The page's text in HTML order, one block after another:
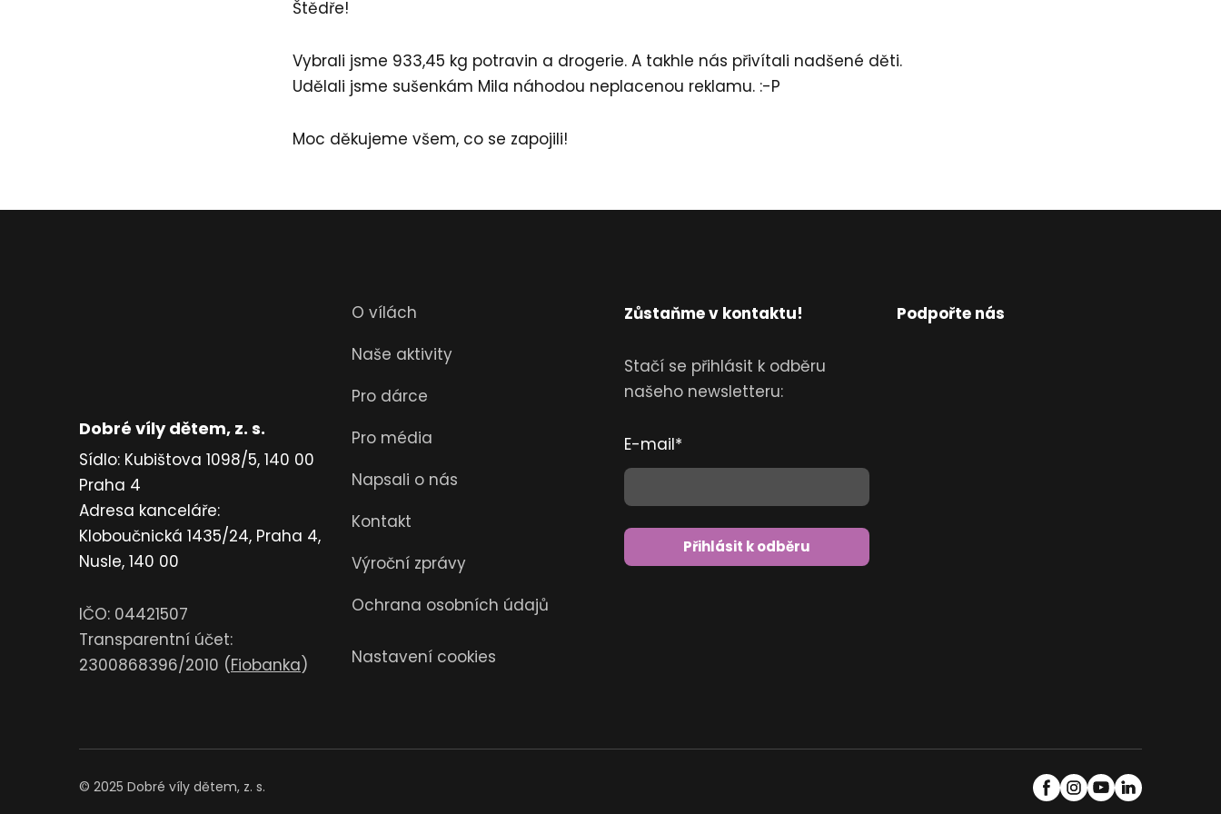
Štědře!
Vybrali jsme 933,45 kg potravin a drogerie. A takhle nás přivítali nadšené děti.
Udělali jsme sušenkám Mila náhodou neplacenou reklamu. :-P
Moc děkujeme všem, co se zapojili!
Dobré víly dětem, z. s.
Sídlo: Kubištova 1098/5, 140 00
Praha 4
Adresa kanceláře:
Kloboučnická 1435/24, Praha 4,
Nusle, 140 00
IČO: 04421507
Transparentní účet:
2300868396/2010 (Fiobanka)
O vílách
Naše aktivity
Pro dárce
Pro média
Napsali o nás
Kontakt
Výroční zprávy
Ochrana osobních údajů
Nastavení cookies
Zůstaňme v kontaktu!
Stačí se přihlásit k odběru
našeho newsletteru:
E-mail*
Přihlásit k odběru
Podpořte nás
© 2025 Dobré víly dětem, z. s.